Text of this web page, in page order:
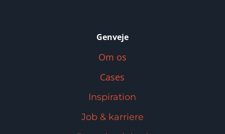
Genveje
Om os
Cases
Inspiration
Job & karriere